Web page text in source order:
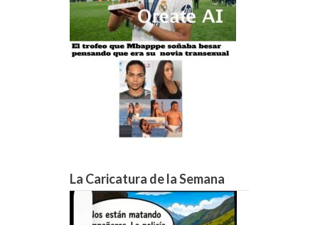
La Caricatura de la Semana